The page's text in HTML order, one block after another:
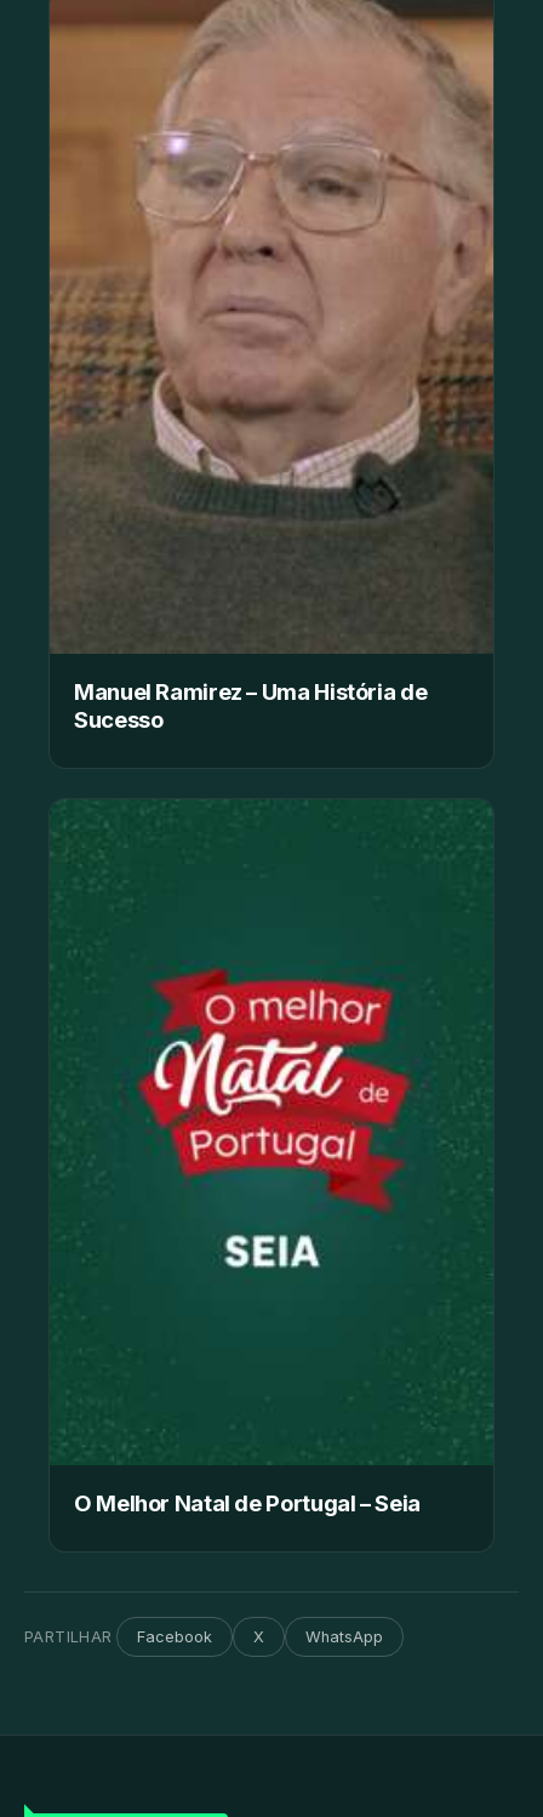
Manuel Ramirez – Uma História de
Sucesso
O Melhor Natal de Portugal – Seia
PARTILHAR Facebook X WhatsApp